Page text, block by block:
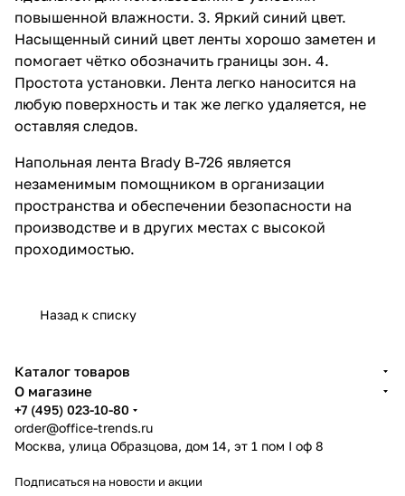
повышенной влажности. 3. Яркий синий цвет.
Насыщенный синий цвет ленты хорошо заметен и
помогает чётко обозначить границы зон. 4.
Простота установки. Лента легко наносится на
любую поверхность и так же легко удаляется, не
оставляя следов.
Напольная лента Brady B-726 является
незаменимым помощником в организации
пространства и обеспечении безопасности на
производстве и в других местах с высокой
проходимостью.
Назад к списку
Каталог товаров
О магазине
+7 (495) 023-10-80
order@office-trends.ru
Москва, улица Образцова, дом 14, эт 1 пом I оф 8
Подписаться на новости и акции